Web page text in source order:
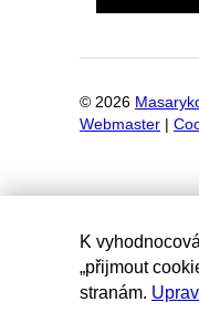
© 2026
Webmaster
K
„přijmout
stranám.